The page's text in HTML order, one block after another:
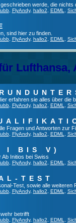
werde, die
, FlyAndy, hallo2 EDML
sind hier zu finden.
, FlyAndy, hallo2 EDML
erfahren sie alles über
, FlyAndy, hallo2 EDML
Fragen und Antworten zur
, FlyAndy, hallo2 EDML
I BIS V)
Initios bei Swiss
, FlyAndy, hallo2 EDML
TEST
Test, sowie alle
, FlyAndy, hallo2 EDML
betrifft
, FlyAndy, hallo2 EDML